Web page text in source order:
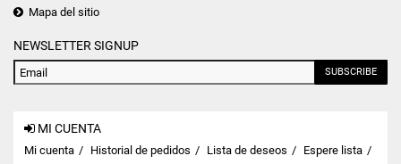
Mapa del sitio
NEWSLETTER SIGNUP
SUBSCRIBE
MI CUENTA
Mi cuenta Historial de pedidos Lista de deseos Espere lista